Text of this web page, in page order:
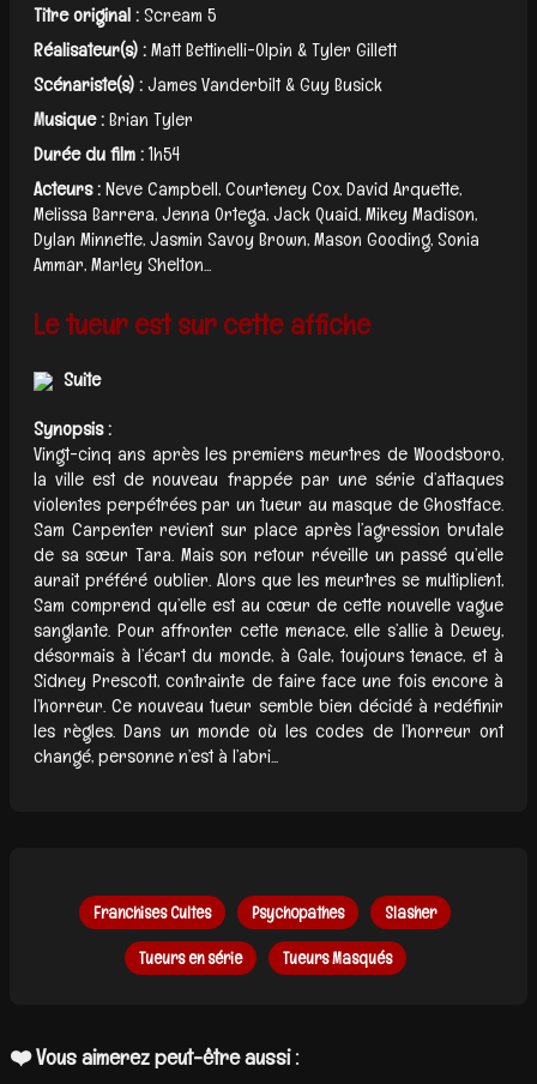
Titre original :Scream 5
Réalisateur(s) :Matt Bettinelli-Olpin & Tyler Gillett
Scénariste(s) :James Vanderbilt & Guy Busick
Musique :Brian Tyler
Durée du film :1h54
Acteurs :Neve Campbell, Courteney Cox, David Arquette,
Melissa Barrera, Jenna Ortega, Jack Quaid, Mikey Madison,
Dylan Minnette, Jasmin Savoy Brown, Mason Gooding, Sonia
Ammar, Marley Shelton...
Le tueur est sur cette affiche
Suite
Synopsis :
Vingt-cinq ans après les premiers meurtres de Woodsboro,
la ville est de nouveau frappée par une série d’attaques
violentes perpétrées par un tueur au masque de Ghostface.
Sam Carpenter revient sur place après l’agression brutale
de sa sœur Tara. Mais son retour réveille un passé qu’elle
aurait préféré oublier. Alors que les meurtres se multiplient,
Sam comprend qu’elle est au cœur de cette nouvelle vague
sanglante. Pour affronter cette menace, elle s’allie à Dewey,
désormais à l’écart du monde, à Gale, toujours tenace, et à
Sidney Prescott, contrainte de faire face une fois encore à
l’horreur. Ce nouveau tueur semble bien décidé à redéfinir
les règles. Dans un monde où les codes de l’horreur ont
changé, personne n’est à l’abri...
Franchises Cultes Psychopathes Slasher
Tueurs en série Tueurs Masqués
❤️ Vous aimerez peut-être aussi :